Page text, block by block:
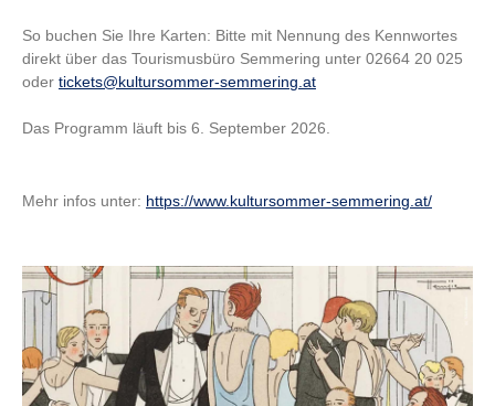
So buchen Sie Ihre Karten: Bitte mit Nennung des Kennwortes
direkt über das Tourismusbüro Semmering unter 02664 20 025
oder tickets@kultursommer-semmering.at
Das Programm läuft bis 6. September 2026.
Mehr infos unter: https://www.kultursommer-semmering.at/